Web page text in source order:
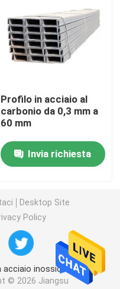
304
acciaio inossidabile
inossidabile
Profilo in acciaio al
carbonio da 0,3 mm a
60 mm
Invia richiesta
Desktop Site
Policy
acciaio inossidabile
© 2026 Jiangsu